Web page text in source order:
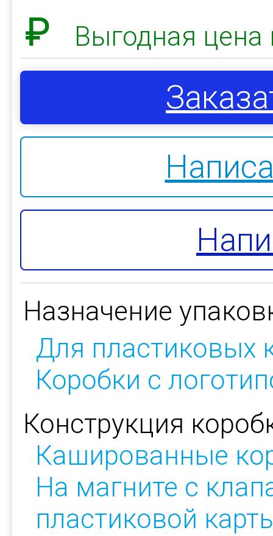
₽ Выгодная
Назначение
Для пластиковых
Коробки с
Конструкция
Кашированные
На магните с
пластиковой